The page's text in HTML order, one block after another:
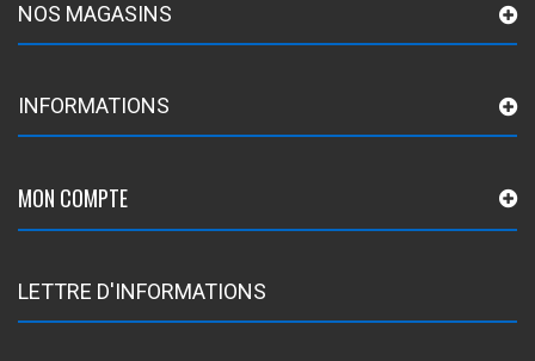
NOS MAGASINS
INFORMATIONS
MON COMPTE
LETTRE D'INFORMATIONS